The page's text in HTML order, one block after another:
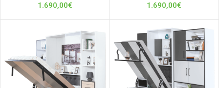
1.690,00€ 1.690,00€